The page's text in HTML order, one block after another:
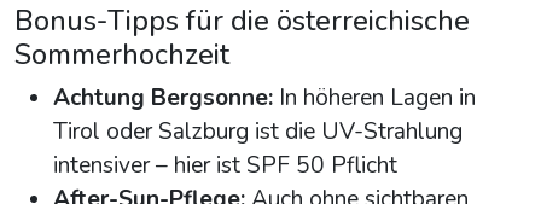
Bonus-Tipps für die österreichische
Sommerhochzeit
Achtung Bergsonne: In höheren Lagen in
Tirol oder Salzburg ist die UV-Strahlung
intensiver – hier ist SPF 50 Pflicht